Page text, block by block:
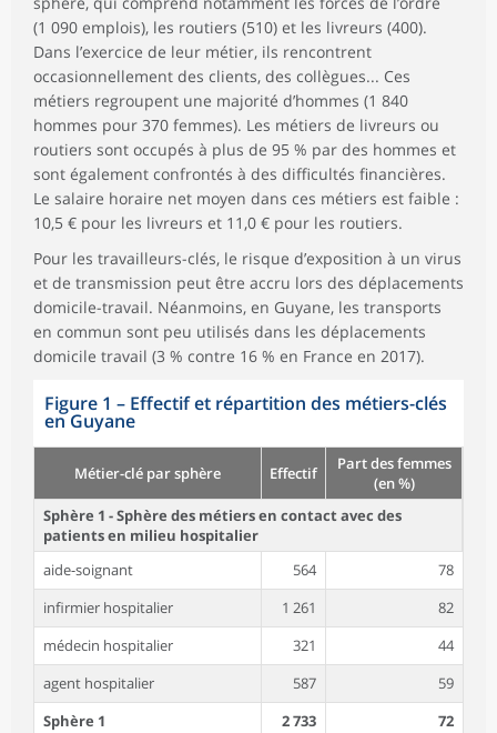
(1 090 emplois), les routiers (510) et les livreurs (400).
Dans l’exercice de leur métier, ils rencontrent
occasionnellement des clients, des collègues... Ces
métiers regroupent une majorité d’hommes (1 840
hommes pour 370 femmes). Les métiers de livreurs ou
routiers sont occupés à plus de 95 % par des hommes et
sont également confrontés à des difficultés financières.
Le salaire horaire net moyen dans ces métiers est faible :
10,5 € pour les livreurs et 11,0 € pour les routiers.
Pour les travailleurs-clés, le risque d’exposition à un virus
et de transmission peut être accru lors des déplacements
domicile-travail. Néanmoins, en Guyane, les transports
en commun sont peu utilisés dans les déplacements
domicile travail (3 % contre 16 % en France en 2017).
Figure 1 – Effectif et répartition des métiers-clés
en Guyane
Métier-clé par sphère Effectif
Part des femmes
(en %)
Sphère 1 - Sphère des métiers en contact avec des
patients en milieu hospitalier
aide-soignant
564
78
infirmier hospitalier
1 261
82
médecin hospitalier
321
44
agent hospitalier
587
59
Sphère 1
2 733
72